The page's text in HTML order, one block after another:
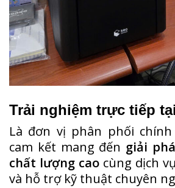
Trải nghiệm trực tiếp
Là đơn vị phân phối chính
cam kết mang đến giải
chất lượng cao cùng dịch
và hỗ trợ kỹ thuật chuyên